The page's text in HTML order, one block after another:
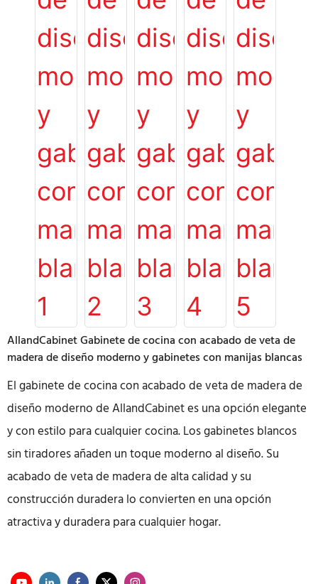
AllandCabinet Gabinete de cocina con acabado de veta de
madera de diseño moderno y gabinetes con manijas blancas
El gabinete de cocina con acabado de veta de madera de
diseño moderno de AllandCabinet es una opción elegante
y con estilo para cualquier cocina. Los gabinetes blancos
sin tiradores añaden un toque moderno al diseño. Su
acabado de veta de madera de alta calidad y su
construcción duradera lo convierten en una opción
atractiva y duradera para cualquier hogar.